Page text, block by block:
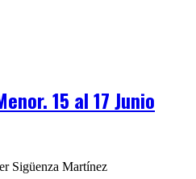
15 al 17 Junio
Sigüenza Martínez